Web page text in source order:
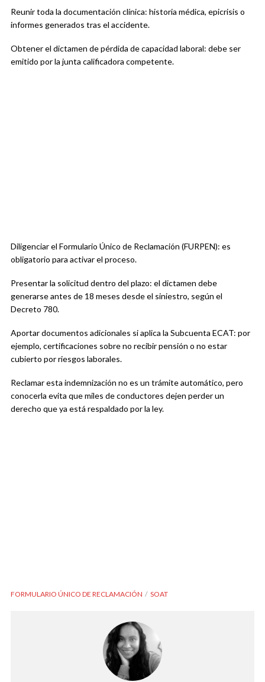
Reunir toda la documentación clínica: historia médica, epicrisis o
informes generados tras el accidente.
Obtener el dictamen de pérdida de capacidad laboral: debe ser
emitido por la junta calificadora competente.
Diligenciar el Formulario Único de Reclamación (FURPEN): es
obligatorio para activar el proceso.
Presentar la solicitud dentro del plazo: el dictamen debe
generarse antes de 18 meses desde el siniestro, según el
Decreto 780.
Aportar documentos adicionales si aplica la Subcuenta ECAT: por
ejemplo, certificaciones sobre no recibir pensión o no estar
cubierto por riesgos laborales.
Reclamar esta indemnización no es un trámite automático, pero
conocerla evita que miles de conductores dejen perder un
derecho que ya está respaldado por la ley.
FORMULARIO ÚNICO DE RECLAMACIÓN SOAT